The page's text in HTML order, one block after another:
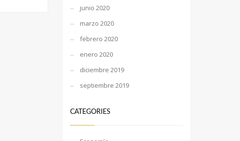
junio 2020
marzo 2020
febrero 2020
enero 2020
diciembre 2019
septiembre 2019
CATEGORIES